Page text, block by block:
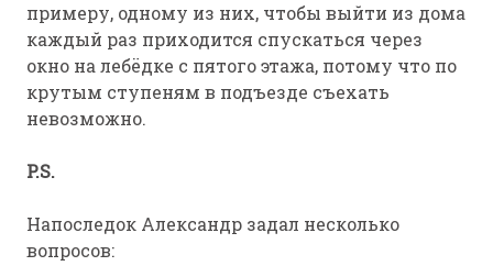
примеру, одному из них, чтобы выйти из дома
каждый раз приходится спускаться через
окно на лебёдке с пятого этажа, потому что по
крутым ступеням в подъезде съехать
невозможно.
P.S.
Напоследок Александр задал несколько
вопросов: